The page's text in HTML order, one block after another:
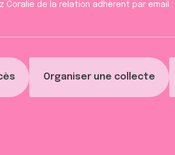
Organiser une collecte
Coralie de la relation adhèrent par email :